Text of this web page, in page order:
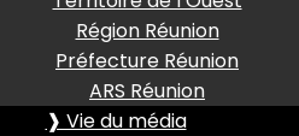
Région Réunion
Préfecture Réunion
ARS Réunion
❱ Vie du média